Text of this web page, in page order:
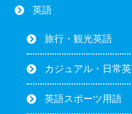
英語
旅行・観光英語
カジュアル・日常
英語スポーツ用語